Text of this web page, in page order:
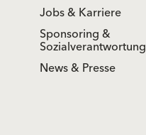
Jobs & Karriere
Sponsoring &
Sozialverantwortung
News & Presse